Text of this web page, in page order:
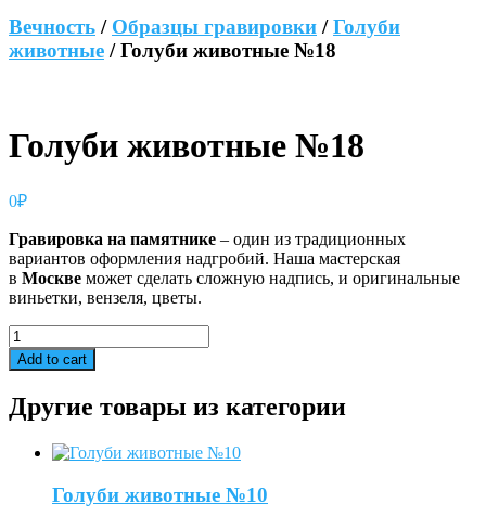
Вечность / Образцы гравировки /Голуби
животные / Голуби животные №18
Голуби животные №18
0₽
Гравировка на памятнике – один из традиционных
вариантов оформления надгробий. Наша мастерская
в Москве может сделать сложную надпись, и оригинальные
виньетки, вензеля, цветы.
Голуби
животные
№18
Add to cart
Другие товары из категории
Голуби животные №10